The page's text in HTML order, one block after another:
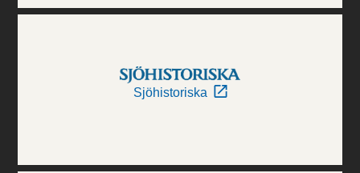
Sjöhistoriska